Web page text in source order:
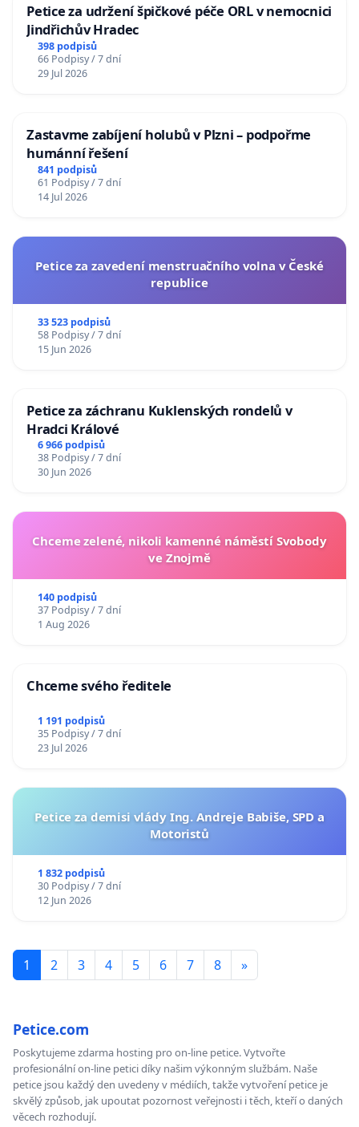
Petice za udržení špičkové péče ORL v nemocnici
Jindřichův Hradec
398 podpisů
66 Podpisy / 7 dní
29 Jul 2026
Zastavme zabíjení holubů v Plzni – podpořme
humánní řešení
841 podpisů
61 Podpisy / 7 dní
14 Jul 2026
Petice za zavedení menstruačního volna v České
republice
33 523 podpisů
58 Podpisy / 7 dní
15 Jun 2026
Petice za záchranu Kuklenských rondelů v
Hradci Králové
6 966 podpisů
38 Podpisy / 7 dní
30 Jun 2026
Chceme zelené, nikoli kamenné náměstí Svobody
ve Znojmě
140 podpisů
37 Podpisy / 7 dní
1 Aug 2026
Chceme svého ředitele
1 191 podpisů
35 Podpisy / 7 dní
23 Jul 2026
Petice za demisi vlády Ing. Andreje Babiše, SPD a
Motoristů
1 832 podpisů
30 Podpisy / 7 dní
12 Jun 2026
1 2 3 4 5 6 7 8 »
Petice.com
Poskytujeme zdarma hosting pro on-line petice. Vytvořte
profesionální on-line petici díky našim výkonným službám. Naše
petice jsou každý den uvedeny v médiích, takže vytvoření petice je
skvělý způsob, jak upoutat pozornost veřejnosti i těch, kteří o daných
věcech rozhodují.